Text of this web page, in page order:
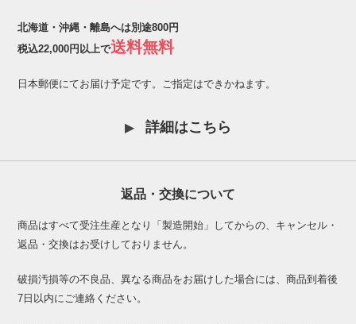
北海道・沖縄・離島へは別途800円
税込22,000円以上で送料無料
日本郵便にてお届け予定です。ご指定はできかねます。
詳細はこちら
返品・交換について
商品はすべて受注生産となり「製造開始」してからの、キャンセル・
返品・交換はお受けしておりません。
破損汚損等の不良品、異なる商品をお届けした場合には、商品到着後
7日以内にご連絡ください。